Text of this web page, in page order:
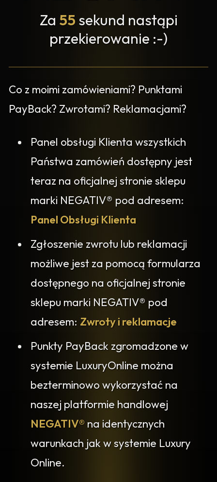
Za 55 sekund nastąpi
przekierowanie :-)
Co z moimi zamówieniami? Punktami
PayBack? Zwrotami? Reklamacjami?
Panel obsługi Klienta wszystkich
Państwa zamówień dostępny jest
teraz na oficjalnej stronie sklepu
marki NEGATIV® pod adresem:
Panel Obsługi Klienta
Zgłoszenie zwrotu lub reklamacji
możliwe jest za pomocą formularza
dostępnego na oficjalnej stronie
sklepu marki NEGATIV® pod
adresem: Zwroty i reklamacje
Punkty PayBack zgromadzone w
systemie LuxuryOnline można
bezterminowo wykorzystać na
naszej platformie handlowej
NEGATIV® na identycznych
warunkach jak w systemie Luxury
Online.